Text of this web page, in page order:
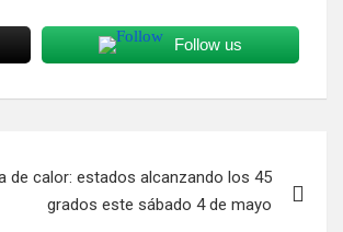
Follow us
de calor: estados alcanzando los 45
grados este sábado 4 de mayo